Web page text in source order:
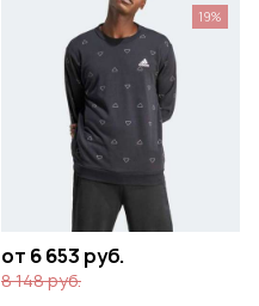
от 6 653 руб.
8 148 руб.
19%